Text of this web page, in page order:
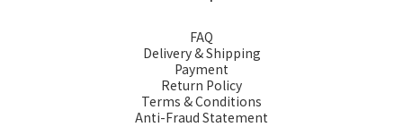
FAQ
Delivery & Shipping
Payment
Return Policy
Terms & Conditions
Anti-Fraud Statement